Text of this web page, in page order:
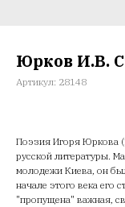
Юрков И.В.
Артикул: 28148
Поэзия Игоря Юркова
русской литературы.
молодежи Киева, он
начале этого века его
"пропущена" важная,